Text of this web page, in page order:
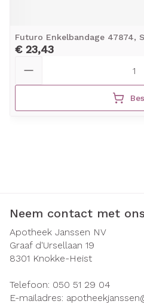
Futuro Enkelbandage 47874,
€ 23,43
Neem contact met
Apotheek Janssen NV
Graaf d'Ursellaan 19
8301 Knokke-Heist
Telefoon: 050 51 29 04
E-mailadres: